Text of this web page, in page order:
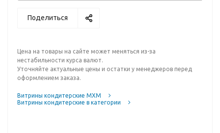
Поделиться
Цена на товары на сайте может меняться из-за
нестабильности курса валют.
Уточняйте актуальные цены и остатки у менеджеров перед
оформлением заказа.
Витрины кондитерские МХМ
Витрины кондитерские в категории